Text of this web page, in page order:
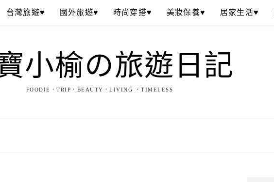
台灣旅遊♥ 國外旅遊♥ 時尚穿搭♥ 美妝保養♥ 居家生活♥
小榆の旅遊日記
FOODIE．TRIP．BEAUTY．LIVING ．TIMELESS